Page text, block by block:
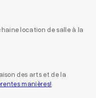
location de salle à la
des arts et de la
manières!